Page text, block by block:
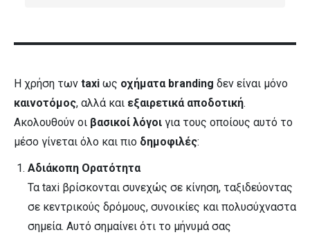
Η χρήση των taxi ως οχήματα branding δεν είναι μόνο
καινοτόμος, αλλά και εξαιρετικά αποδοτική.
Ακολουθούν οι βασικοί λόγοι για τους οποίους αυτό το
μέσο γίνεται όλο και πιο δημοφιλές:
Αδιάκοπη Ορατότητα
Τα taxi βρίσκονται συνεχώς σε κίνηση, ταξιδεύοντας
σε κεντρικούς δρόμους, συνοικίες και πολυσύχναστα
σημεία. Αυτό σημαίνει ότι το μήνυμά σας